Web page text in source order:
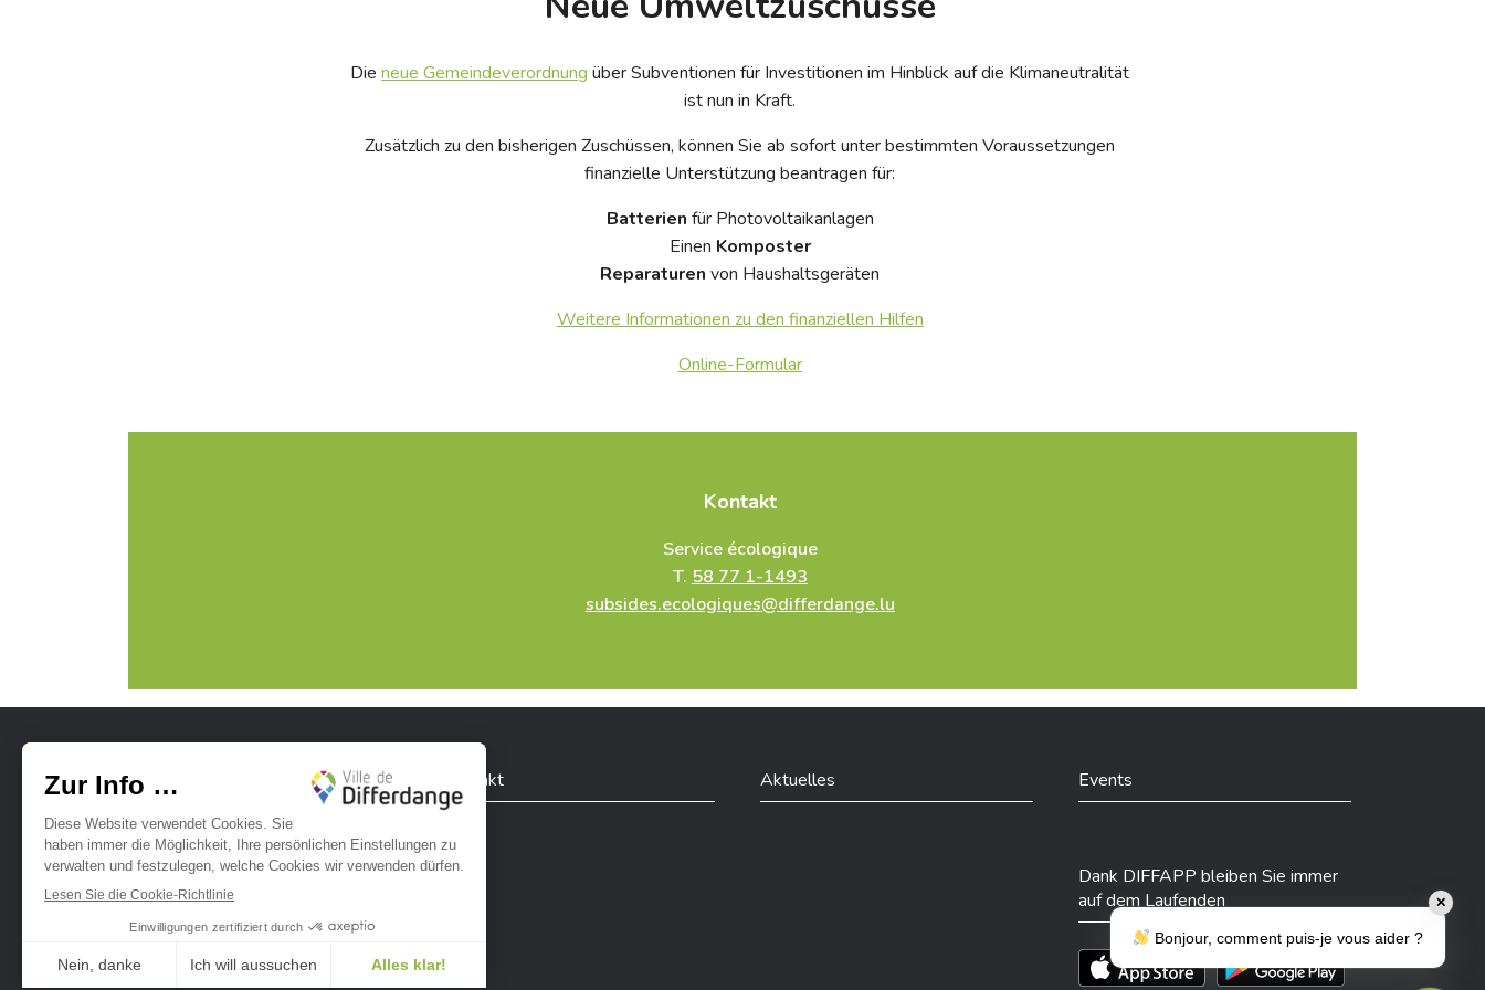
Dieneue Gemeindeverordnung über Subventionen für Investitionen im Hinblick auf die Klimaneutralität
ist nun in Kraft.
Zusätzlich zu den bisherigen Zuschüssen, können Sie ab sofort unter bestimmten Voraussetzungen
finanzielle Unterstützung beantragen für:
Batterien für Photovoltaikanlagen
Einen Komposter
Reparaturen von Haushaltsgeräten
Weitere Informationen zu den finanziellen Hilfen
Online-Formular
Kontakt
Service écologique
T. 58 77 1-1493
subsides.ecologiques@differdange.lu
Ville de Differdange sur Facebook
Ville de Differdange sur Instagram
Ville de Differdange sur YouTube
Ville de Differdange sur TikTok
Ville de Differdange sur Linkedin
Hoplr
Kontakt Aktuelles Events
Dank DIFFAPP bleiben Sie immer
auf dem Laufenden
Téléchargez l'app sur l'App StoreTéléchargez l'app sur Play Store
✕
Bonjour, comment puis-je vous aider ?